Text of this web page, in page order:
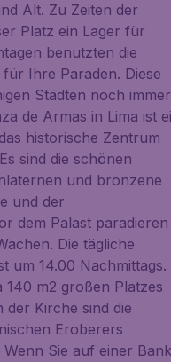
Alt. Zu Zeiten der
Platz ein Lager für
benutzten die
Ihre Paraden. Diese
Städten noch immer
de Armas in Lima ist
historische Zentrum
sind die schönen
und bronzene
und der
dem Palast paradieren
Die tägliche
um 14.00 Nachmittags.
140 m2 großen Platzes
der Kirche sind die
Eroberers
Sie auf einer Bank